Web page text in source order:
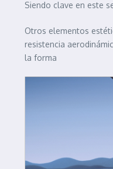
Siendo clave en este
Otros elementos
resistencia
la forma